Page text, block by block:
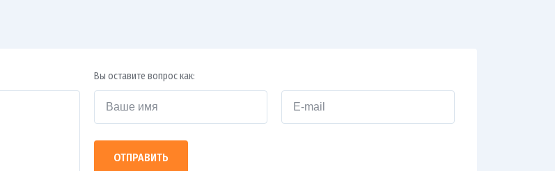
Вы оставите вопрос как:
ОТПРАВИТЬ